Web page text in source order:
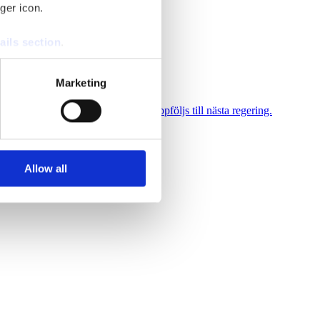
icon.
section
our traffic. We also share
may combine it with
Marketing
Allow all
till som ska se till att målen uppföljs till nästa regering.